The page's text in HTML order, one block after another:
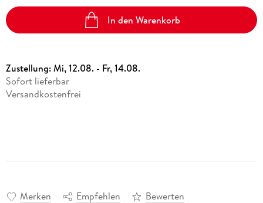
In den Warenkorb
Zustellung:Mi, 12.08. - Fr, 14.08.
Sofort lieferbar
Versandkostenfrei
Merken Empfehlen Bewerten